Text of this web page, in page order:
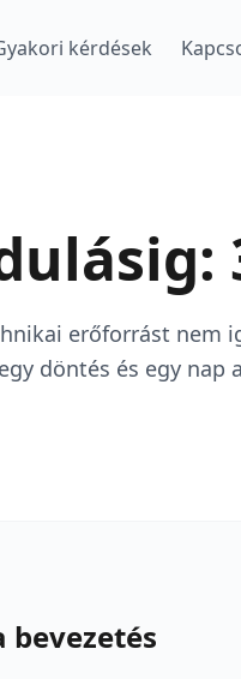
kérdések
erőforrást nem
döntés és egy nap
bevezetés